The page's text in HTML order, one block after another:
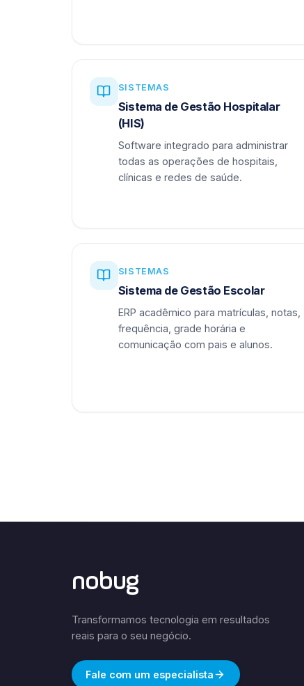
SISTEMAS
Sistema de Gestão Hospitalar
(HIS)
Software integrado para administrar
todas as operações de hospitais,
clínicas e redes de saúde.
SISTEMAS
Sistema de Gestão Escolar
ERP acadêmico para matrículas, notas,
frequência, grade horária e
comunicação com pais e alunos.
nobug
Transformamos tecnologia em resultados
reais para o seu negócio.
Fale com um especialista